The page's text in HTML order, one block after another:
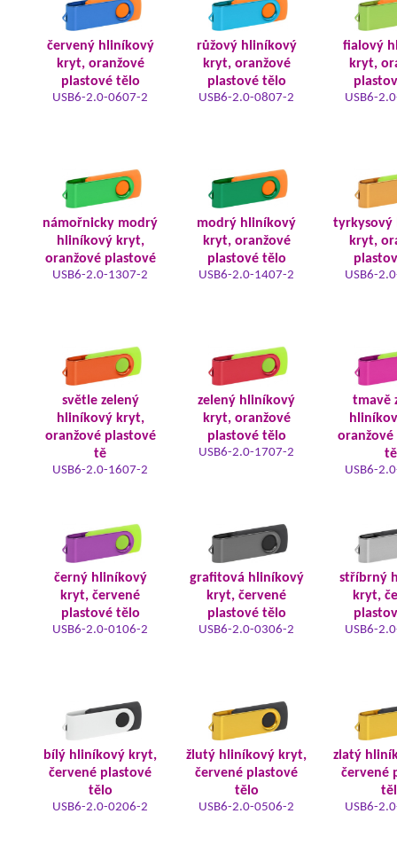
červený hliníkový
kryt, oranžové
plastové tělo
USB6-2.0-0607-2
růžový hliníkový
kryt, oranžové
plastové tělo
USB6-2.0-0807-2
fialový
kryt,
USB6-
námořnicky modrý
hliníkový kryt,
oranžové plastové
USB6-2.0-1307-2
modrý hliníkový
kryt, oranžové
plastové tělo
USB6-2.0-1407-2
tyrkysový
kryt,
USB6-
světle zelený
hliníkový kryt,
oranžové plastové
tě
USB6-2.0-1607-2
zelený hliníkový
kryt, oranžové
plastové tělo
USB6-2.0-1707-2
tmavě
oranžové
USB6-
černý hliníkový
kryt, červené
plastové tělo
USB6-2.0-0106-2
grafitová hliníkový
kryt, červené
plastové tělo
USB6-2.0-0306-2
stříbrný
kryt,
USB6-
bílý hliníkový kryt,
červené plastové
tělo
USB6-2.0-0206-2
žlutý hliníkový kryt,
červené plastové
tělo
USB6-2.0-0506-2
zlatý
červené
USB6-